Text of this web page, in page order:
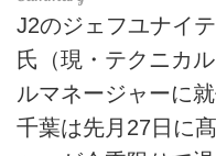
J2のジェフユナイ
氏（現・テクニカ
ルマネージャーに
千葉は先月27日に